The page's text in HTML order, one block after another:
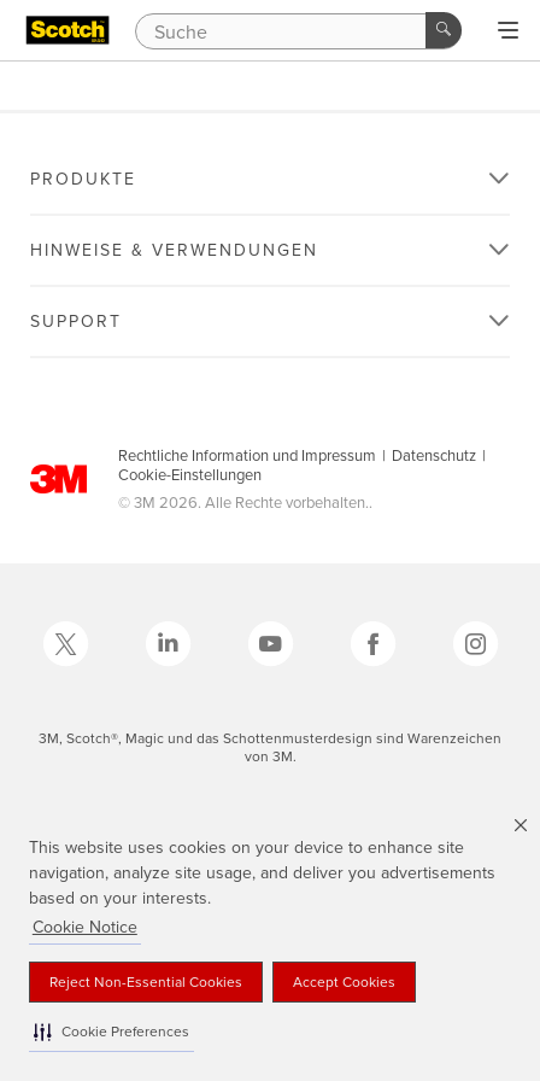
This website uses cookies on your device to enhance site
navigation, analyze site usage, and deliver you advertisements
based on your interests.
Cookie Notice
Reject Non-Essential Cookies Accept Cookies
Cookie Preferences
PRODUKTE
HINWEISE & VERWENDUNGEN
SUPPORT
Rechtliche Information und Impressum | Datenschutz |
Cookie-Einstellungen
© 3M 2026. Alle Rechte vorbehalten..
3M, Scotch®, Magic und das Schottenmusterdesign sind Warenzeichen
von 3M.